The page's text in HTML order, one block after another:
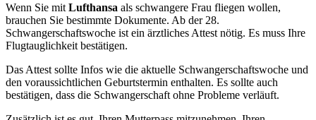
Wenn Sie mit Lufthansa als schwangere Frau fliegen wollen,
brauchen Sie bestimmte Dokumente. Ab der 28.
Schwangerschaftswoche ist ein ärztliches Attest nötig. Es muss Ihre
Flugtauglichkeit bestätigen.
Das Attest sollte Infos wie die aktuelle Schwangerschaftswoche und
den voraussichtlichen Geburtstermin enthalten. Es sollte auch
bestätigen, dass die Schwangerschaft ohne Probleme verläuft.